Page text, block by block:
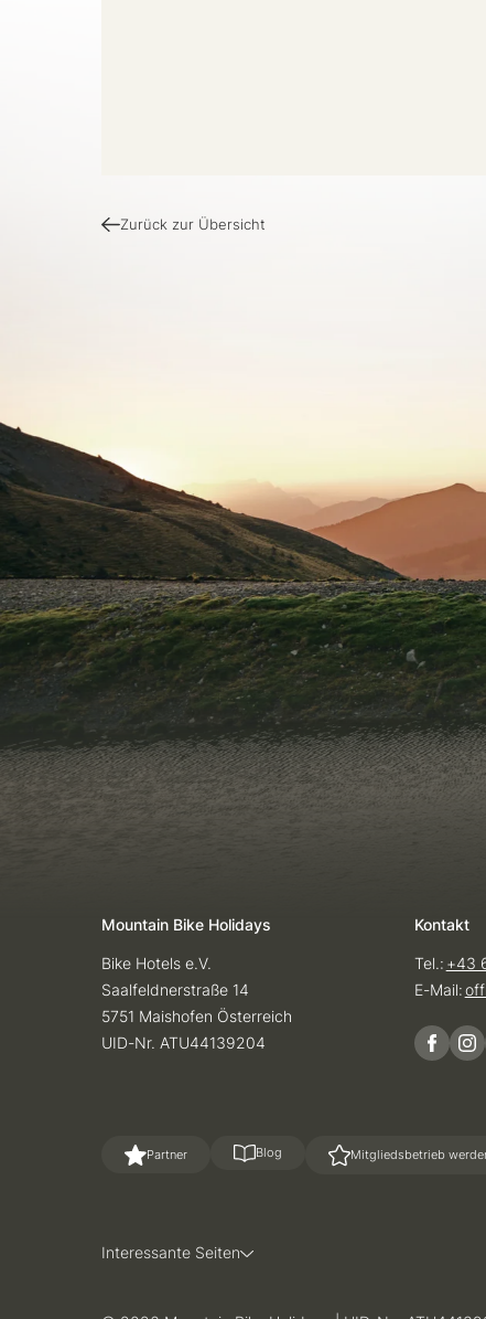
Zurück zur Übersicht
Mountain Bike Holidays
Bike Hotels e.V.
Saalfeldnerstraße 14
5751 Maishofen Österreich
UID-Nr. ATU44139204
Kontakt
Tel.: +43
E-Mail:
Partner Blog Mitgliedsbetrieb
Interessante Seiten